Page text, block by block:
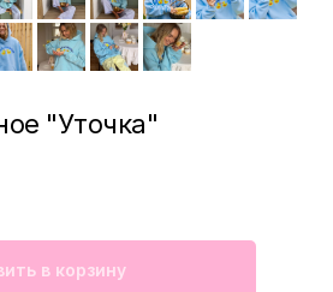
"Уточка"
в корзину